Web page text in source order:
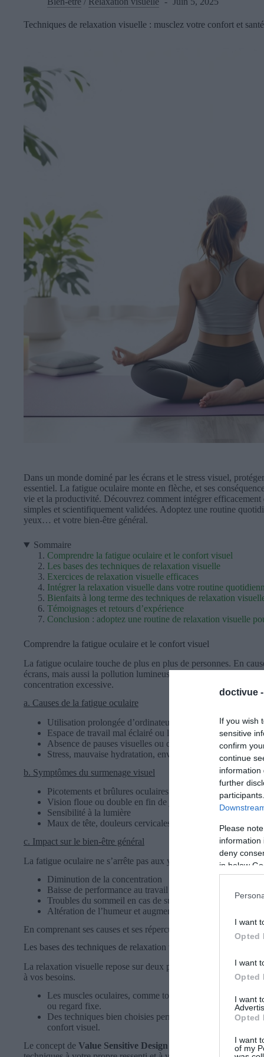
doctivue -
If you wish
sensitive
confirm
continue
information
further
Please
information
deny
in below
I want
Opted
I want
Opted
I want
Opted
I want
of my
Techniques de relaxation visuelle : musclez votre confort et
Dans un monde dominé par les écrans et le stress visuel,
essentiel. La fatigue oculaire monte en flèche, et ses
vie et la productivité. Découvrez comment intégrer
simples et scientifiquement validées. Adoptez une routine
yeux… et votre bien-être général.
Sommaire
Comprendre la fatigue oculaire et le confort visuel
Les bases des techniques de relaxation visuelle
Exercices de relaxation visuelle efficaces
Intégrer la relaxation visuelle dans votre routine
Bienfaits à long terme des techniques de relaxation
Témoignages et retours d’expérience
Conclusion : adoptez une routine de relaxation visuelle
Comprendre la fatigue oculaire et le confort visuel
La fatigue oculaire touche de plus en plus de personnes. En
écrans, mais aussi la pollution lumineuse, la climatisation, le
concentration excessive.
a. Causes de la fatigue oculaire
Utilisation prolongée d’ordinateurs, smartphones, tablettes
Espace de travail mal éclairé ou lumière bleue excessive
Absence de pauses visuelles ou de clignement naturel
Stress, mauvaise hydratation, environnement sec
b. Symptômes du surmenage visuel
Picotements et brûlures oculaires
Vision floue ou double en fin de journée
Sensibilité à la lumière
Maux de tête, douleurs cervicales
c. Impact sur le bien-être général
La fatigue oculaire ne s’arrête pas aux yeux. Selon Sheppard &
Diminution de la concentration
Baisse de performance au travail ou à l’étude
Troubles du sommeil en cas de surexposition aux écrans
Altération de l’humeur et augmentation du stress
En comprenant ses causes et ses répercussions, vous êtes déjà
Les bases des techniques de relaxation visuelle
La relaxation visuelle repose sur deux piliers solides : la
à vos besoins.
Les muscles oculaires, comme tous les muscles, peuvent
ou regard fixe.
Des techniques bien choisies permettent de relâcher ces
confort visuel.
Le concept de Value Sensitive Design abordé par Smits et al.